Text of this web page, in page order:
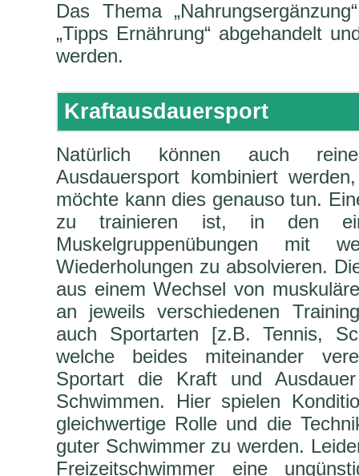
Das Thema
„Tipps Ernährung“ abgehandelt
werden.
Kraftausdauersport
Natürlich können auch
Ausdauersport kombiniert
möchte kann dies genauso tun.
zu trainieren ist, in den
Muskelgruppenübungen mit
Wiederholungen zu absolvieren.
aus einem Wechsel von
an jeweils verschiedenen
auch Sportarten [z.B. Tennis,
welche beides miteinander
Sportart die Kraft und
Schwimmen. Hier spielen
gleichwertige Rolle und die
guter Schwimmer zu werden.
Freizeitschwimmer eine